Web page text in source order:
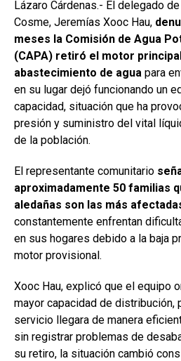
Lázaro Cárdenas.- El delegado
Cosme, Jeremías Xooc Hau,
meses la Comisión de Agua
(CAPA) retiró el motor
abastecimiento de agua para
en su lugar dejó funcionando un
capacidad, situación que ha
presión y suministro del vital
de la población.
El representante comunitario
aproximadamente 50 familias
aledañas son las más
constantemente enfrentan
en sus hogares debido a la baja
motor provisional.
Xooc Hau, explicó que el equipo
mayor capacidad de distribución,
servicio llegara de manera
sin registrar problemas de
su retiro, la situación cambió